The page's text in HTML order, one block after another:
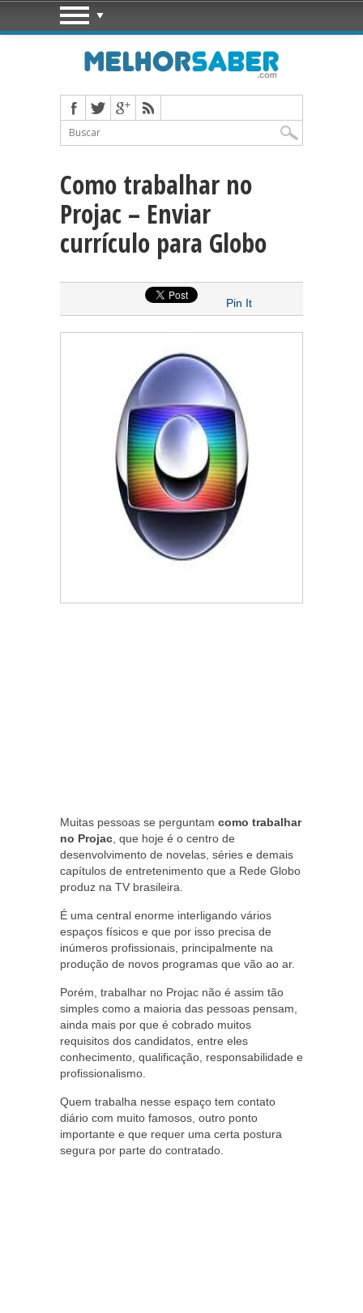
Como trabalhar no
Projac – Enviar
currículo para Globo
Pin It
Muitas pessoas se perguntam como trabalhar
no Projac , que hoje é o centro de
desenvolvimento de novelas, séries e demais
capítulos de entretenimento que a Rede Globo
produz na TV brasileira.
É uma central enorme interligando vários
espaços físicos e que por isso precisa de
inúmeros profissionais, principalmente na
produção de novos programas que vão ao ar.
Porém, trabalhar no Projac não é assim tão
simples como a maioria das pessoas pensam,
ainda mais por que é cobrado muitos
requisitos dos candidatos, entre eles
conhecimento, qualificação, responsabilidade e
profissionalismo.
Quem trabalha nesse espaço tem contato
diário com muito famosos, outro ponto
importante e que requer uma certa postura
segura por parte do contratado.